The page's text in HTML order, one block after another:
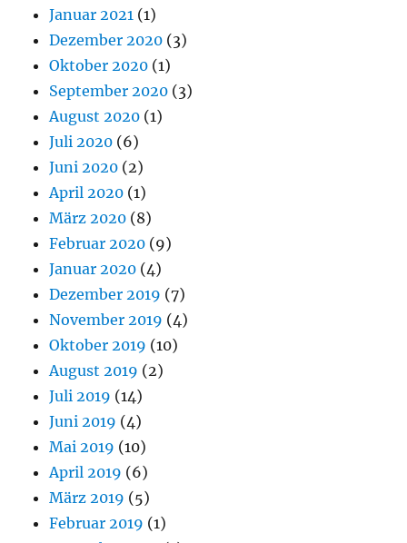
Januar 2021 (1)
Dezember 2020 (3)
Oktober 2020 (1)
September 2020 (3)
August 2020 (1)
Juli 2020 (6)
Juni 2020 (2)
April 2020 (1)
März 2020 (8)
Februar 2020 (9)
Januar 2020 (4)
Dezember 2019 (7)
November 2019 (4)
Oktober 2019 (10)
August 2019 (2)
Juli 2019 (14)
Juni 2019 (4)
Mai 2019 (10)
April 2019 (6)
März 2019 (5)
Februar 2019 (1)